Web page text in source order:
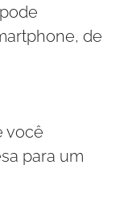
de
você
para um